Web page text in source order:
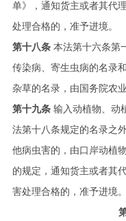
单》，通知货主或者其代
处理合格的，准予进境。
第十八条 本法第十六条第
传染病、寄生虫病的名录
杂草的名录，由国务院农
第十九条 输入动植物、动
法第十八条规定的名录之
他病虫害的，由口岸动植
的规定，通知货主或者其
害处理合格的，准予进境。